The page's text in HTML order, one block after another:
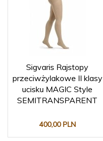
Sigvaris Rajstopy
przeciwżylakowe II klasy
ucisku MAGIC Style
SEMITRANSPARENT
400,00 PLN